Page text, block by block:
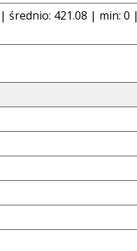
średnio: 421.08 | min: 0 |